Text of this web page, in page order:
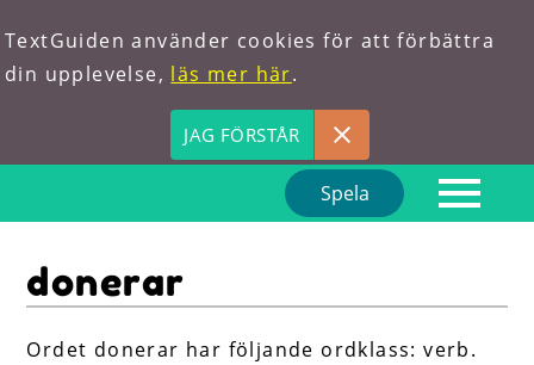
TextGuiden använder cookies för att förbättra
din upplevelse, läs mer här.
JAG FÖRSTÅR
Spela
Förkortningar
donerar
Ordet donerar har följande ordklass: verb.